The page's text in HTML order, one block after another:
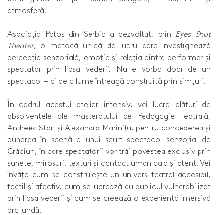
atmosferă.
Asociația Patos din Serbia a dezvoltat, prin Eyes Shut
Theater, o metodă unică de lucru care investighează
percepția senzorială, emoția și relația dintre performer și
spectator prin lipsa vederii. Nu e vorba doar de un
spectacol – ci de o lume întreagă construită prin simțuri.
În cadrul acestui atelier intensiv, vei lucra alături de
absolventele ale masteratului de Pedagogie Teatrală,
Andreea Stan și Alexandra Marinițu, pentru conceperea și
punerea în scenă a unui scurt spectacol senzorial de
Crăciun, în care spectatorii vor trăi povestea exclusiv prin
sunete, mirosuri, texturi și contact uman cald și atent. Vei
învăța cum se construiește un univers teatral accesibil,
tactil și afectiv, cum se lucrează cu publicul vulnerabilizat
prin lipsa vederii și cum se creează o experiență imersivă
profundă.